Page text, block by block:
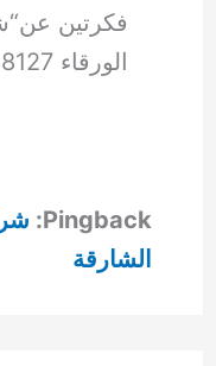
فكرتين
الورقاء 0554948127”
Pingback:
الشارقة